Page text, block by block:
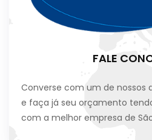
FALE
Converse com um de nossos
e faça já seu orçamento
com a melhor empresa de